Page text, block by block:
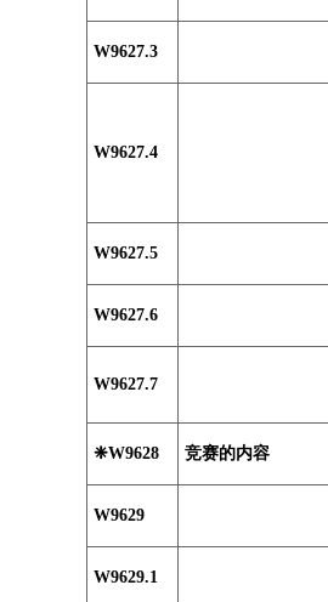
W9627.3
W9627.4
W9627.5
W9627.6
W9627.7
❈W9628 竞赛的内容
W9629
W9629.1